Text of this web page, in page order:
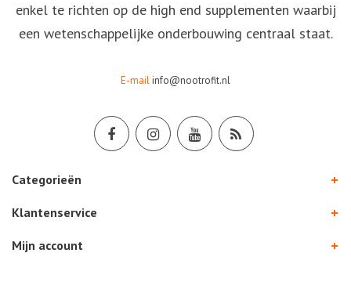
enkel te richten op de high end supplementen waarbij
een wetenschappelijke onderbouwing centraal staat.
E-mailinfo@nootrofit.nl
Categorieën
Klantenservice
Mijn account